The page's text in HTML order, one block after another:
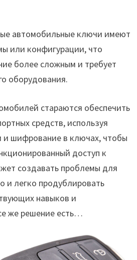
автомобильные ключи имеют
или конфигурации, что
более сложным и требует
оборудования.
стараются обеспечить
средств, используя
и шифрование в ключах, чтобы
доступ к
создавать проблемы для
и легко продублировать
навыков и
же решение есть…